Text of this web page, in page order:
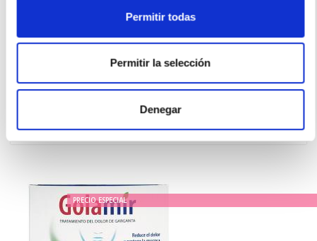
Permitir todas
Permitir la selección
Denegar
BRILL PHARMA
15,40€
PRECIO ESPECIAL